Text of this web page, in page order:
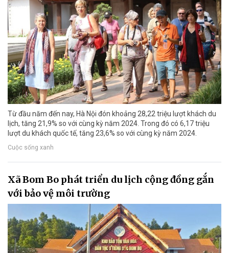
Từ đầu năm đến nay, Hà Nội đón khoảng 28,22 triệu lượt khách du
lịch, tăng 21,9% so với cùng kỳ năm 2024. Trong đó có 6,17 triệu
lượt du khách quốc tế, tăng 23,6% so với cùng kỳ năm 2024.
Cuộc sống xanh
Xã Bom Bo phát triển du lịch cộng đồng gắn
với bảo vệ môi trường